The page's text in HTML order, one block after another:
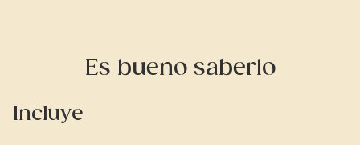
Es bueno saberlo
Incluye